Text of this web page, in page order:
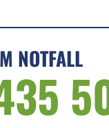
NOTFALL